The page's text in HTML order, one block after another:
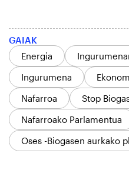
GAIAK
Energia
Ingurumena
Nafarroa
Stop
Nafarroako Parlamentua
Oses -Biogasen aurkako